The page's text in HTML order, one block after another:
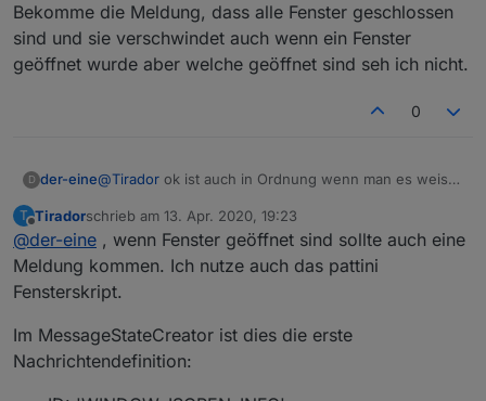
Bekomme die Meldung, dass alle Fenster geschlossen
sind und sie verschwindet auch wenn ein Fenster
geöffnet wurde aber welche geöffnet sind seh ich nicht.
0
D der-eine@Tirador ok ist auch in Ordnung wenn man es weiss.
Fensterüberwachung eingepflegt. Sollte ich da nicht
auch die Meldung über die geöffneten Fenster finden
wie in deinem Screenshot?
Bekomme die Meldung, dass alle Fenster
geschlossen sind und sie verschwindet auch wenn
sind seh ich nicht.
T
Offline
Tiradorschrieb am 13. Apr. 2020, 19:23
zuletzt editiert von
@der-eine , wenn Fenster geöffnet sind sollte auch eine
Meldung kommen. Ich nutze auch das pattini
Fensterskript.
Im MessageStateCreator ist dies die erste
Nachrichtendefinition: